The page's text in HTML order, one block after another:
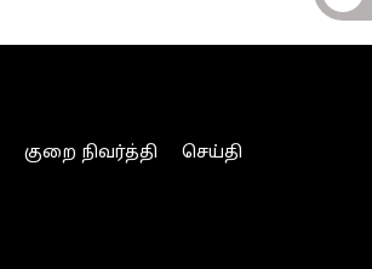
குறை நிவர்த்தி
செய்தி